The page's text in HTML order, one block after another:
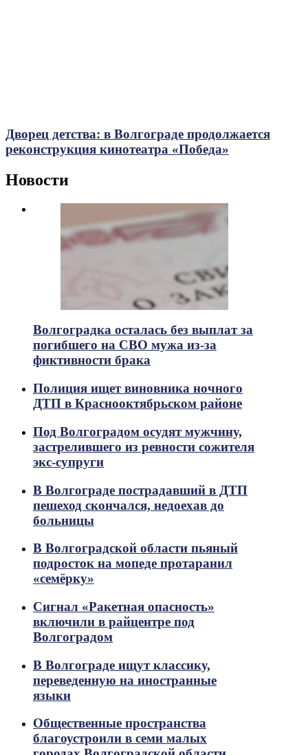
Дворец детства: в Волгограде продолжается
реконструкция кинотеатра «Победа»
Новости
Волгоградка осталась без выплат за
погибшего на СВО мужа из-за
фиктивности брака
Полиция ищет виновника ночного
ДТП в Краснооктябрьском районе
Под Волгоградом осудят мужчину,
застрелившего из ревности сожителя
экс-супруги
В Волгограде пострадавший в ДТП
пешеход скончался, недоехав до
больницы
В Волгоградской области пьяный
подросток на мопеде протаранил
«семёрку»
Сигнал «Ракетная опасность»
включили в райцентре под
Волгоградом
В Волгограде ищут классику,
переведенную на иностранные
языки
Общественные пространства
благоустроили в семи малых